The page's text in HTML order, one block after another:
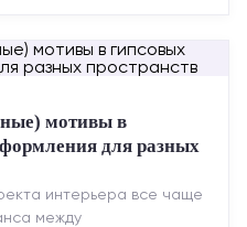
мотивы в
для разных
интерьера все чаще
между